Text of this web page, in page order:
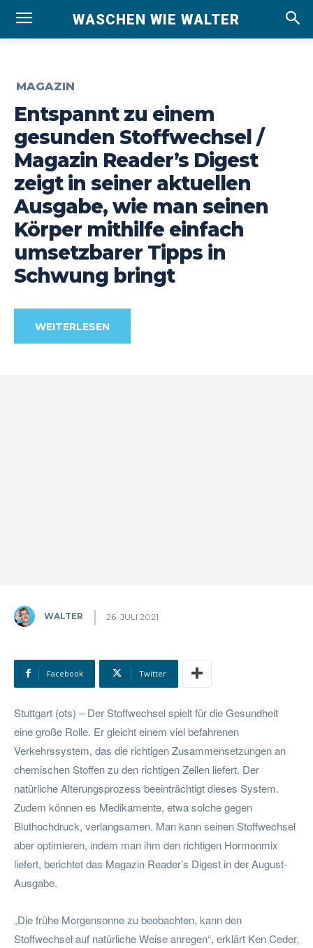
WASCHEN WIE WALTER
MAGAZIN
Entspannt zu einem
gesunden Stoffwechsel /
Magazin Reader’s Digest
zeigt in seiner aktuellen
Ausgabe, wie man seinen
Körper mithilfe einfach
umsetzbarer Tipps in
Schwung bringt
WEITERLESEN
WALTER 26. JULI 2021
Facebook Twitter
Stuttgart (ots) – Der Stoffwechsel spielt für die Gesundheit
eine große Rolle. Er gleicht einem viel befahrenen
Verkehrssystem, das die richtigen Zusammensetzungen an
chemischen Stoffen zu den richtigen Zellen liefert. Der
natürliche Alterungsprozess beeinträchtigt dieses System.
Zudem können es Medikamente, etwa solche gegen
Bluthochdruck, verlangsamen. Man kann seinen Stoffwechsel
aber optimieren, indem man ihm den richtigen Hormonmix
liefert, berichtet das Magazin Reader’s Digest in der August-
Ausgabe.
„Die frühe Morgensonne zu beobachten, kann den
Stoffwechsel auf natürliche Weise anregen“, erklärt Ken Ceder,